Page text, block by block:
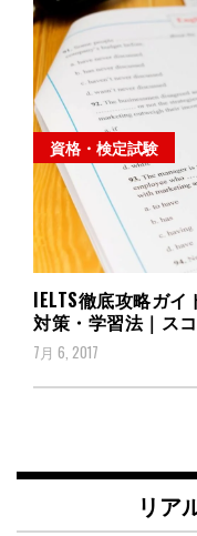
資格・検定試験
IELTS徹底攻略ガ
対策・学習法｜ス
7月 6, 2017
リア